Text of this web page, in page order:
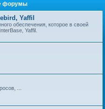
форумы
Yaffil
обеспечения, которое в своей
Yaffil.
...